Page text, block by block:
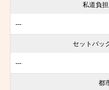
私道負
---
セットバッ
---
都